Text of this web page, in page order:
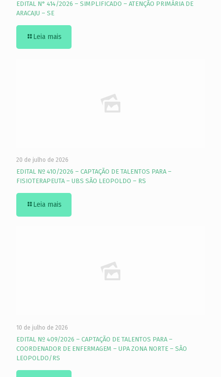
EDITAL N° 414/2026 – SIMPLIFICADO – ATENÇÃO PRIMÁRIA DE
ARACAJU – SE
Leia mais
20 de julho de 2026
EDITAL Nº 410/2026 – CAPTAÇÃO DE TALENTOS PARA –
FISIOTERAPEUTA – UBS SÃO LEOPOLDO – RS
Leia mais
10 de julho de 2026
EDITAL Nº 409/2026 – CAPTAÇÃO DE TALENTOS PARA –
COORDENADOR DE ENFERMAGEM – UPA ZONA NORTE – SÃO
LEOPOLDO/RS